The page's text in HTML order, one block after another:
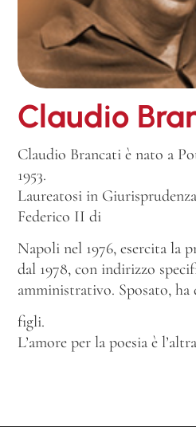
Claudio
Claudio Brancati è nato a
1953.
Laureatosi in
Federico II di
Napoli nel 1976, esercita la
dal 1978, con indirizzo
amministrativo. Sposato, ha
figli.
L’amore per la poesia è